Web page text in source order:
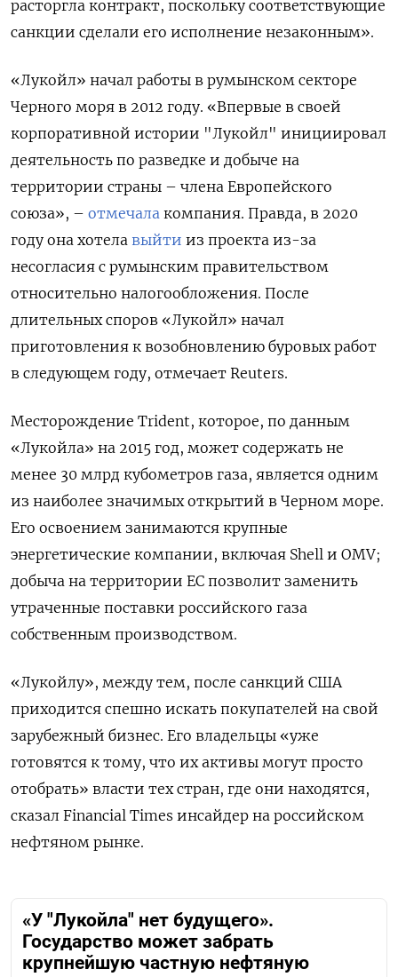
расторгла контракт, поскольку соответствующие
санкции сделали его исполнение незаконным».
«Лукойл» начал работы в румынском секторе
Черного моря в 2012 году. «Впервые в своей
корпоративной истории "Лукойл" инициировал
деятельность по разведке и добыче на
территории страны – члена Европейского
союза», – отмечала компания. Правда, в 2020
году она хотела выйти из проекта из-за
несогласия с румынским правительством
относительно налогообложения. После
длительных споров «Лукойл» начал
приготовления к возобновлению буровых работ
в следующем году, отмечает Reuters.
Месторождение Trident, которое, по данным
«Лукойла» на 2015 год, может содержать не
менее 30 млрд кубометров газа, является одним
из наиболее значимых открытий в Черном море.
Его освоением занимаются крупные
энергетические компании, включая Shell и OMV;
добыча на территории ЕС позволит заменить
утраченные поставки российского газа
собственным производством.
«Лукойлу», между тем, после санкций США
приходится спешно искать покупателей на свой
зарубежный бизнес. Его владельцы «уже
готовятся к тому, что их активы могут просто
отобрать» власти тех стран, где они находятся,
сказал Financial Times инсайдер на российском
нефтяном рынке.
«У "Лукойла" нет будущего».
Государство может забрать
крупнейшую частную нефтяную